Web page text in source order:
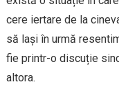
cere iertare de la
să lași în urmă
fie printr-o discuție
altora.